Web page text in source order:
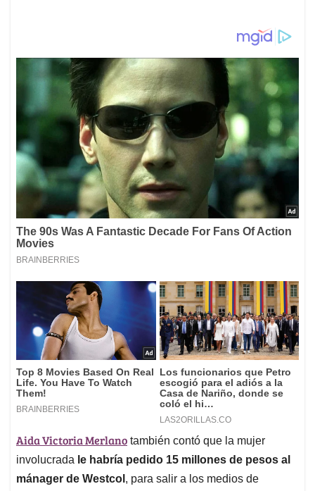
Aida Victoria Merlano también contó que la mujer
involucrada le habría pedido 15 millones de pesos al
mánager de Westcol , para salir a los medios de